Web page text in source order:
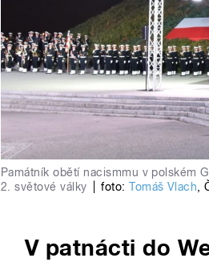
Památník obětí nacismmu v polském
2. světové války
foto:Tomáš Vlach,
V patnácti do